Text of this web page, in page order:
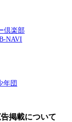
倶楽部
NAVI
年団
掲載について